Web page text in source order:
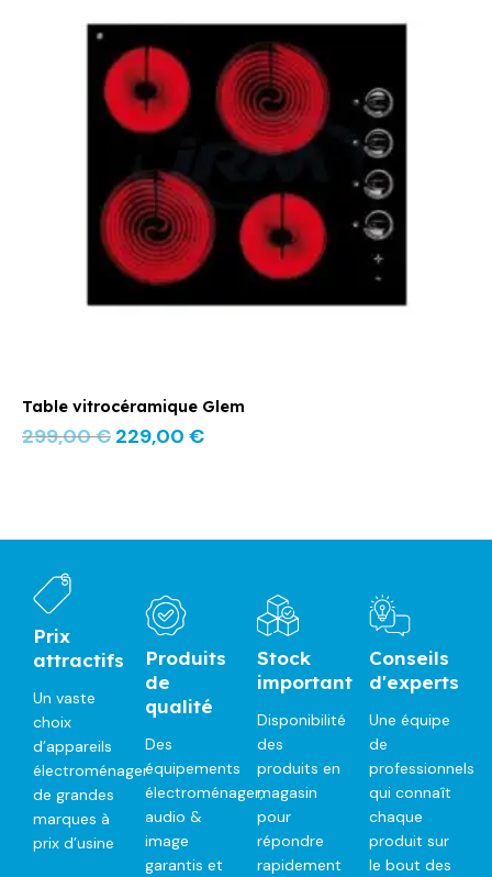
Table vitrocéramique Glem
299,00€
était :
299,00 €.
229,00 €
est :
229,00 €.
Prix
attractifs
Un vaste
choix
d’appareils
électroménager
de grandes
marques à
prix d’usine
Produits
de
qualité
Des
équipements
électroménager,
audio &
image
garantis et
Stock
important
Disponibilité
des
produits en
magasin
pour
répondre
rapidement
Conseils
d'experts
Une équipe
de
professionnels
qui connaît
chaque
produit sur
le bout des